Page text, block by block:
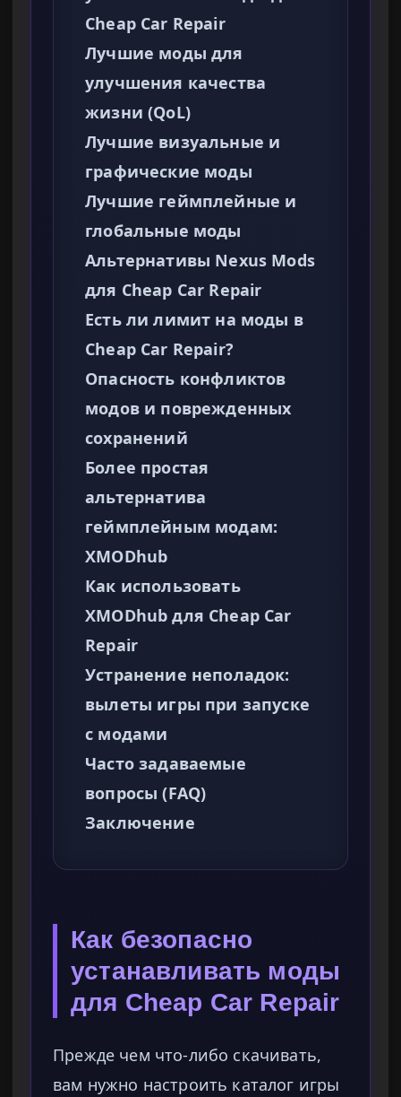
Cheap Car Repair
Лучшие моды для
улучшения качества
жизни (QoL)
Лучшие визуальные и
графические моды
Лучшие геймплейные и
глобальные моды
Альтернативы Nexus Mods
для Cheap Car Repair
Есть ли лимит на моды в
Cheap Car Repair?
Опасность конфликтов
модов и поврежденных
сохранений
Более простая
альтернатива
геймплейным модам:
XMODhub
Как использовать
XMODhub для Cheap Car
Repair
Устранение неполадок:
вылеты игры при запуске
с модами
Часто задаваемые
вопросы (FAQ)
Заключение
Как безопасно
устанавливать моды
для Cheap Car Repair
Прежде чем что-либо скачивать,
вам нужно настроить каталог игры